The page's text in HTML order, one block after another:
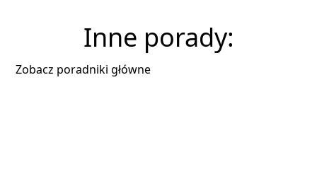
Inne porady:
Zobacz poradniki główne